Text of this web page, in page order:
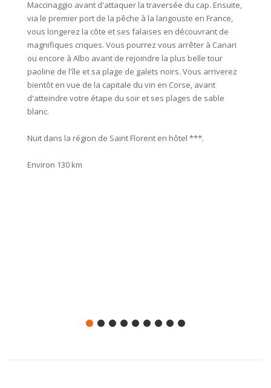
Maccinaggio avant d'attaquer la traversée du cap. Ensuite,
via le premier port de la pêche à la langouste en France,
vous longerez la côte et ses falaises en découvrant de
magnifiques criques. Vous pourrez vous arrêter à Canari
ou encore à Albo avant de rejoindre la plus belle tour
paoline de l'île et sa plage de galets noirs. Vous arriverez
bientôt en vue de la capitale du vin en Corse, avant
d'atteindre votre étape du soir et ses plages de sable
blanc.
Nuit dans la région de Saint Florent en hôtel ***.
Environ 130 km